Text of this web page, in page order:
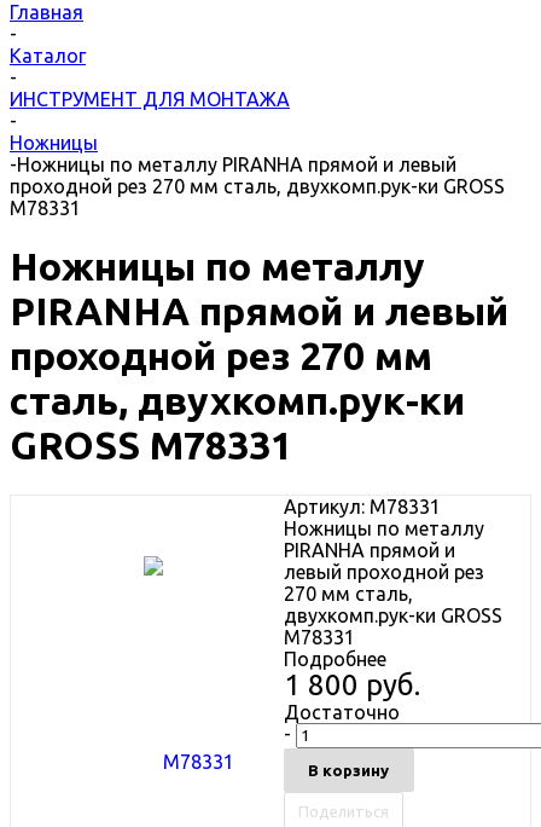
Главная
-
Каталог
-
ИНСТРУМЕНТ ДЛЯ МОНТАЖА
-
Ножницы
-Ножницы по металлу PIRANHA прямой и левый
проходной рез 270 мм сталь, двухкомп.рук-ки GROSS
М78331
Ножницы по металлу
PIRANHA прямой и левый
проходной рез 270 мм
сталь, двухкомп.рук-ки
GROSS М78331
Артикул: М78331
Ножницы по металлу
PIRANHA прямой и
левый проходной рез
270 мм сталь,
двухкомп.рук-ки GROSS
М78331
Подробнее
1 800 руб.
Достаточно
-
В корзину
Поделиться